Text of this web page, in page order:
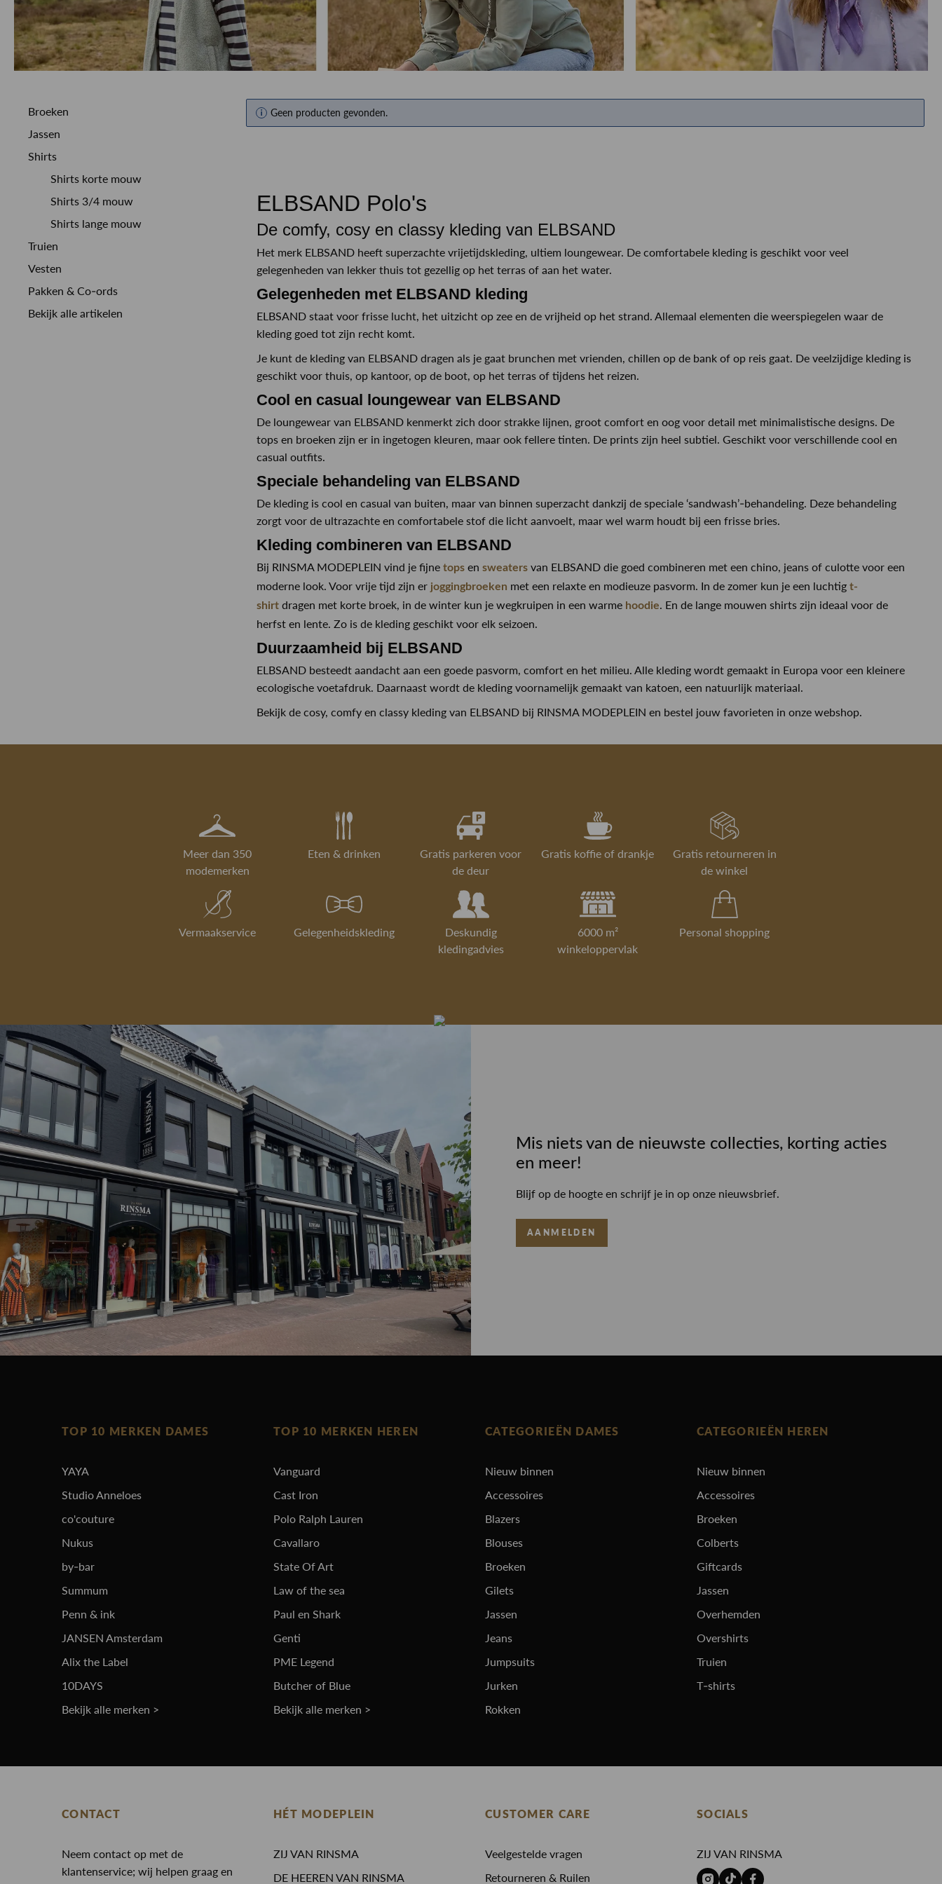
Herenkappers de Vos
ETEN & DRINKEN >
Broeken
Jassen
Shirts
Shirts korte mouw
Shirts 3/4 mouw
Shirts lange mouw
Truien
Vesten
Pakken & Co-ords
Bekijk alle artikelen
Geen producten gevonden.
ELBSAND Polo's
De comfy, cosy en classy kleding van ELBSAND
Het merk ELBSAND heeft superzachte vrijetijdskleding, ultiem loungewear. De comfortabele kleding is geschikt voor veel
gelegenheden van lekker thuis tot gezellig op het terras of aan het water.
Gelegenheden met ELBSAND kleding
ELBSAND staat voor frisse lucht, het uitzicht op zee en de vrijheid op het strand. Allemaal elementen die weerspiegelen waar de
kleding goed tot zijn recht komt.
Je kunt de kleding van ELBSAND dragen als je gaat brunchen met vrienden, chillen op de bank of op reis gaat. De veelzijdige kleding is
geschikt voor thuis, op kantoor, op de boot, op het terras of tijdens het reizen.
Cool en casual loungewear van ELBSAND
De loungewear van ELBSAND kenmerkt zich door strakke lijnen, groot comfort en oog voor detail met minimalistische designs. De
tops en broeken zijn er in ingetogen kleuren, maar ook fellere tinten. De prints zijn heel subtiel. Geschikt voor verschillende cool en
casual outfits.
Speciale behandeling van ELBSAND
De kleding is cool en casual van buiten, maar van binnen superzacht dankzij de speciale ‘sandwash’-behandeling. Deze behandeling
zorgt voor de ultrazachte en comfortabele stof die licht aanvoelt, maar wel warm houdt bij een frisse bries.
Kleding combineren van ELBSAND
Bij RINSMA MODEPLEIN vind je fijne tops en sweaters van ELBSAND die goed combineren met een chino, jeans of culotte voor een
moderne look. Voor vrije tijd zijn er joggingbroeken met een relaxte en modieuze pasvorm. In de zomer kun je een luchtig t-
shirt dragen met korte broek, in de winter kun je wegkruipen in een warme hoodie. En de lange mouwen shirts zijn ideaal voor de
herfst en lente. Zo is de kleding geschikt voor elk seizoen.
Duurzaamheid bij ELBSAND
ELBSAND besteedt aandacht aan een goede pasvorm, comfort en het milieu. Alle kleding wordt gemaakt in Europa voor een kleinere
ecologische voetafdruk. Daarnaast wordt de kleding voornamelijk gemaakt van katoen, een natuurlijk materiaal.
Bekijk de cosy, comfy en classy kleding van ELBSAND bij RINSMA MODEPLEIN en bestel jouw favorieten in onze webshop.
Meer dan 350
modemerken
Eten & drinken
Gratis parkeren voor
de deur
Gratis koffie of drankje
Gratis retourneren in
de winkel
Vermaakservice Gelegenheidskleding
Deskundig
kledingadvies
6000 m²
winkeloppervlak
Personal shopping
Mis niets van de nieuwste collecties, korting acties
en meer!
Blijf op de hoogte en schrijf je in op onze nieuwsbrief.
AANMELDEN
TOP 10 MERKEN DAMES
YAYA
Studio Anneloes
co'couture
Nukus
by-bar
Summum
Penn & ink
JANSEN Amsterdam
Alix the Label
10DAYS
Bekijk alle merken >
TOP 10 MERKEN HEREN
Vanguard
Cast Iron
Polo Ralph Lauren
Cavallaro
State Of Art
Law of the sea
Paul en Shark
Genti
PME Legend
Butcher of Blue
Bekijk alle merken >
CATEGORIEËN DAMES
Nieuw binnen
Accessoires
Blazers
Blouses
Broeken
Gilets
Jassen
Jeans
Jumpsuits
Jurken
Rokken
CATEGORIEËN HEREN
Nieuw binnen
Accessoires
Broeken
Colberts
Giftcards
Jassen
Overhemden
Overshirts
Truien
T-shirts
CONTACT
Neem contact op met de
klantenservice; wij helpen graag en
HÉT MODEPLEIN
ZIJ VAN RINSMA
DE HEEREN VAN RINSMA
CUSTOMER CARE
Veelgestelde vragen
Retourneren & Ruilen
SOCIALS
ZIJ VAN RINSMA